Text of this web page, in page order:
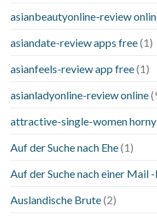
asianbeautyonline-review
asiandate-review apps free(1)
asianfeels-review app free(1)
asianladyonline-review online
attractive-single-women horny
Auf der Suche nach Ehe(1)
Auf der Suche nach einer Mail
Auslandische Brute(2)